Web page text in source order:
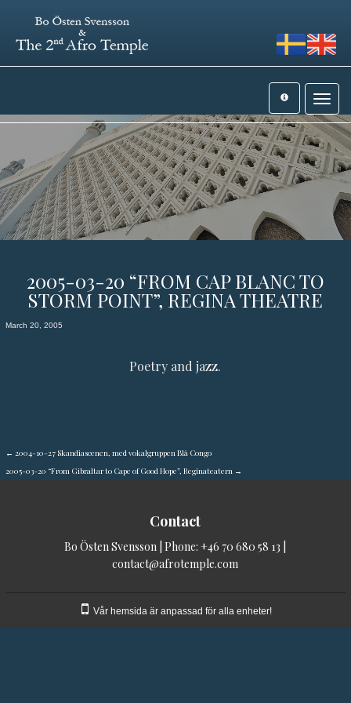
Toggle
2005-03-20 “FROM CAP BLANC TO
STORM POINT”, REGINA THEATRE
March 20, 2005
Poetry and jazz.
← 2004-10-27 Skandiascenen, med vokalgruppen Blå Congo
2005-03-20 “From Gibraltar to Cape of Good Hope”, Reginateatern →
Contact
Bo Östen Svensson | Phone:+46 70 680 58 13
contact@afrotemple.com
Vår hemsida är anpassad för alla enheter!